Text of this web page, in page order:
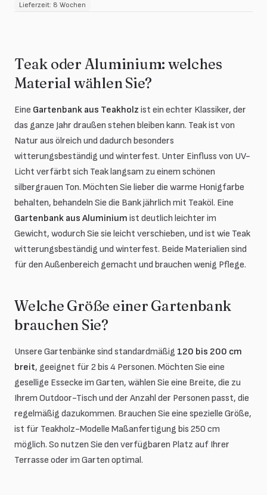
Lieferzeit: 8 Wochen
Teak oder Aluminium: welches
Material wählen Sie?
Eine Gartenbank aus Teakholz ist ein echter Klassiker, der
das ganze Jahr draußen stehen bleiben kann. Teak ist von
Natur aus ölreich und dadurch besonders
witterungsbeständig und winterfest. Unter Einfluss von UV-
Licht verfärbt sich Teak langsam zu einem schönen
silbergrauen Ton. Möchten Sie lieber die warme Honigfarbe
behalten, behandeln Sie die Bank jährlich mit Teaköl. Eine
Gartenbank aus Aluminium ist deutlich leichter im
Gewicht, wodurch Sie sie leicht verschieben, und ist wie Teak
witterungsbeständig und winterfest. Beide Materialien sind
für den Außenbereich gemacht und brauchen wenig Pflege.
Welche Größe einer Gartenbank
brauchen Sie?
Unsere Gartenbänke sind standardmäßig 120 bis 200 cm
breit, geeignet für 2 bis 4 Personen. Möchten Sie eine
gesellige Essecke im Garten, wählen Sie eine Breite, die zu
Ihrem Outdoor-Tisch und der Anzahl der Personen passt, die
regelmäßig dazukommen. Brauchen Sie eine spezielle Größe,
ist für Teakholz-Modelle Maßanfertigung bis 250 cm
möglich. So nutzen Sie den verfügbaren Platz auf Ihrer
Terrasse oder im Garten optimal.